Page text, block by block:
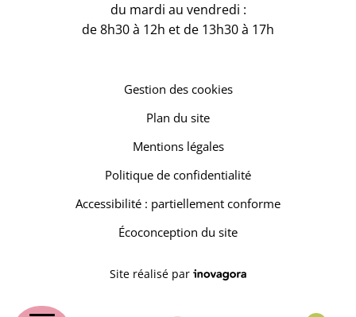
du mardi au vendredi :
de 8h30 à 12h et de 13h30 à 17h
Gestion des cookies
Plan du site
Mentions légales
Politique de confidentialité
Accessibilité : partiellement conforme
Écoconception du site
Site réalisé parInovagora (ouverture dans un